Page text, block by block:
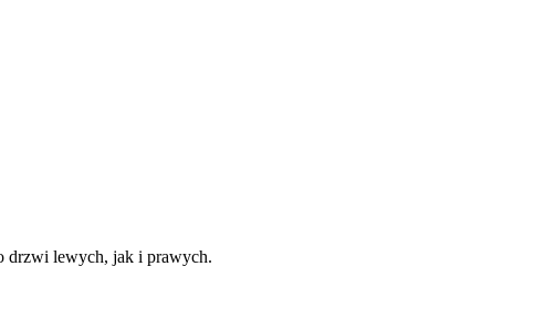
drzwi lewych, jak i prawych.